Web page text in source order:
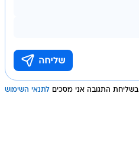
בשליחת התגובה אני מסכים לתנאי השימוש